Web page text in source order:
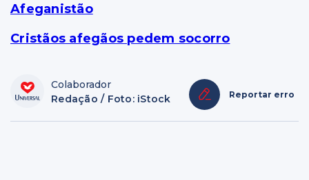
Afeganistão
Cristãos afegãos pedem socorro
Colaborador
Redação / Foto: iStock
Reportar erro